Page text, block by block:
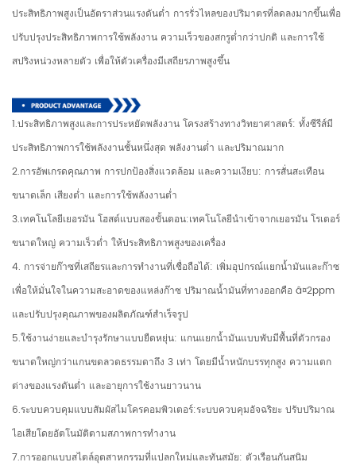
ประสิทธิภาพสูงเป็นอัตราส่วนแรงดันต่ำ การรั่วไหลของปริมาตรที่ลดลงมากขึ้นเพื่อ
ปรับปรุงประสิทธิภาพการใช้พลังงาน ความเร็วของสกรูต่ำกว่าปกติ และการใช้
สปริงหน่วงหลายตัว เพื่อให้ตัวเครื่องมีเสถียรภาพสูงขึ้น
1.ประสิทธิภาพสูงและการประหยัดพลังงาน โครงสร้างทางวิทยาศาสตร์: ทั้งซีรีส์มี
ประสิทธิภาพการใช้พลังงานชั้นหนึ่งสุด พลังงานต่ำ และปริมาณมาก
2.การอัพเกรดคุณภาพ การปกป้องสิ่งแวดล้อม และความเงียบ: การสั่นสะเทือน
ขนาดเล็ก เสียงต่ำ และการใช้พลังงานต่ำ
3.เทคโนโลยีเยอรมัน โฮสต์แบบสองขั้นตอน:เทคโนโลยีนำเข้าจากเยอรมัน โรเตอร์
ขนาดใหญ่ ความเร็วต่ำ ให้ประสิทธิภาพสูงของเครื่อง
4. การจ่ายก๊าซที่เสถียรและการทำงานที่เชื่อถือได้: เพิ่มอุปกรณ์แยกน้ำมันและก๊าซ
เพื่อให้มั่นใจในความสะอาดของแหล่งก๊าซ ปริมาณน้ำมันที่ทางออกคือ â¤2ppm
และปรับปรุงคุณภาพของผลิตภัณฑ์สำเร็จรูป
5.ใช้งานง่ายและบำรุงรักษาแบบยืดหยุ่น: แกนแยกน้ำมันแบบพับมีพื้นที่ตัวกรอง
ขนาดใหญ่กว่าแกนขดลวดธรรมดาถึง 3 เท่า โดยมีน้ำหนักบรรทุกสูง ความแตก
ต่างของแรงดันต่ำ และอายุการใช้งานยาวนาน
6.ระบบควบคุมแบบสัมผัสไมโครคอมพิวเตอร์:ระบบควบคุมอัจฉริยะ ปรับปริมาณ
ไอเสียโดยอัตโนมัติตามสภาพการทำงาน
7.การออกแบบสไตล์อุตสาหกรรมที่แปลกใหม่และทันสมัย: ตัวเรือนกันสนิม